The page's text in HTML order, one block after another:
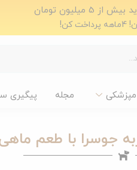
میلیون تومان
کن!
مجله پیگیری
جوسرا با طعم